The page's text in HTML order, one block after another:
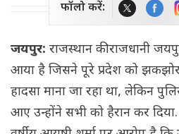
फॉलो करें:
जयपुर: राजस्थान की राजधानी
आया है जिसने पूरे प्रदेश को
हादसा माना जा रहा था, लेकिन
आए उन्होंने सभी को हैरान कर